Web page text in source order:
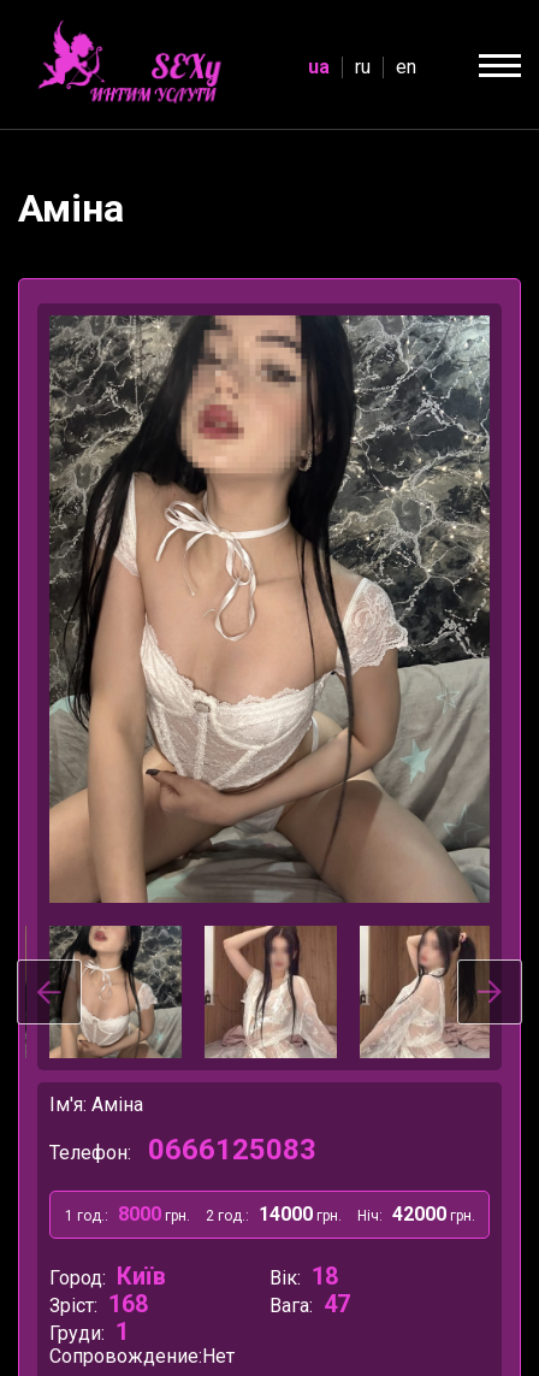
ua ru en
Аміна
Ім'я: Аміна
Телефон: 0666125083
1 год.: 8000грн. 2 год.: 14000грн. Ніч: 42000грн.
Город: Київ Вік: 18
Зріст: 168 Вага: 47
Груди: 1
Сопровождение:Нет